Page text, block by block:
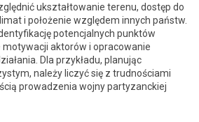
ukształtowanie terenu, dostęp do
i położenie względem innych państw.
potencjalnych punktów
aktorów i opracowanie
Dla przykładu, planując
należy liczyć się z trudnościami
prowadzenia wojny partyzanckiej